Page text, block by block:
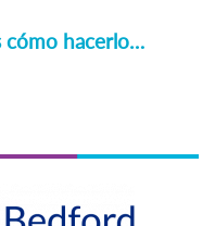
cómo hacerlo…